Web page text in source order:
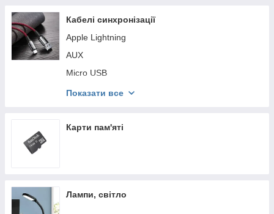
Кабелі синхронізації
Apple Lightning
AUX
Micro USB
Type-C
Показати все
Карти пам'яті
Лампи, світло